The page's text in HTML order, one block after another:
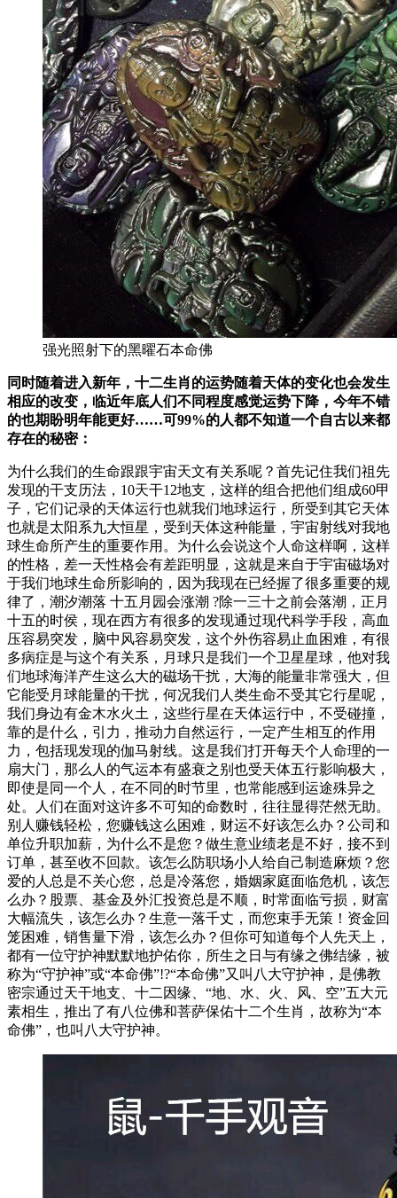
强光照射下的黑曜石本命佛
同时随着进入新年，十二生肖的运势随着天体的变化也会发生
相应的改变，临近年底人们不同程度感觉运势下降，今年不错
的也期盼明年能更好……可99%的人都不知道一个自古以来都
存在的秘密：
为什么我们的生命跟跟宇宙天文有关系呢？首先记住我们祖先
发现的干支历法，10天干12地支，这样的组合把他们组成60甲
子，它们记录的天体运行也就我们地球运行，所受到其它天体
也就是太阳系九大恒星，受到天体这种能量，宇宙射线对我地
球生命所产生的重要作用。为什么会说这个人命这样啊，这样
的性格，差一天性格会有差距明显，这就是来自于宇宙磁场对
于我们地球生命所影响的，因为我现在已经握了很多重要的规
律了，潮汐潮落 十五月园会涨潮 ?除一三十之前会落潮，正月
十五的时侯，现在西方有很多的发现通过现代科学手段，高血
压容易突发，脑中风容易突发，这个外伤容易止血困难，有很
多病症是与这个有关系，月球只是我们一个卫星星球，他对我
们地球海洋产生这么大的磁场干扰，大海的能量非常强大，但
它能受月球能量的干扰，何况我们人类生命不受其它行星呢，
我们身边有金木水火土，这些行星在天体运行中，不受碰撞，
靠的是什么，引力，推动力自然运行，一定产生相互的作用
力，包括现发现的伽马射线。这是我们打开每天个人命理的一
扇大门，那么人的气运本有盛衰之别也受天体五行影响极大，
即使是同一个人，在不同的时节里，也常能感到运途殊异之
处。人们在面对这许多不可知的命数时，往往显得茫然无助。
别人赚钱轻松，您赚钱这么困难，财运不好该怎么办？公司和
单位升职加薪，为什么不是您？做生意业绩老是不好，接不到
订单，甚至收不回款。该怎么防职场小人给自己制造麻烦？您
爱的人总是不关心您，总是冷落您，婚姻家庭面临危机，该怎
么办？股票、基金及外汇投资总是不顺，时常面临亏损，财富
大幅流失，该怎么办？生意一落千丈，而您束手无策！资金回
笼困难，销售量下滑，该怎么办？但你可知道每个人先天上，
都有一位守护神默默地护佑你，所生之日与有缘之佛结缘，被
称为“守护神”或“本命佛”!?“本命佛”又叫八大守护神，是佛教
密宗通过天干地支、十二因缘、“地、水、火、风、空”五大元
素相生，推出了有八位佛和菩萨保佑十二个生肖，故称为“本
命佛”，也叫八大守护神。